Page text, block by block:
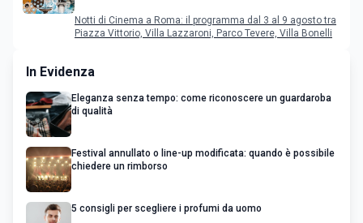
Notti di Cinema a Roma: il programma dal 3 al 9 agosto tra
Piazza Vittorio, Villa Lazzaroni, Parco Tevere, Villa Bonelli
In Evidenza
Eleganza senza tempo: come riconoscere un guardaroba
di qualità
Festival annullato o line-up modificata: quando è possibile
chiedere un rimborso
5 consigli per scegliere i profumi da uomo